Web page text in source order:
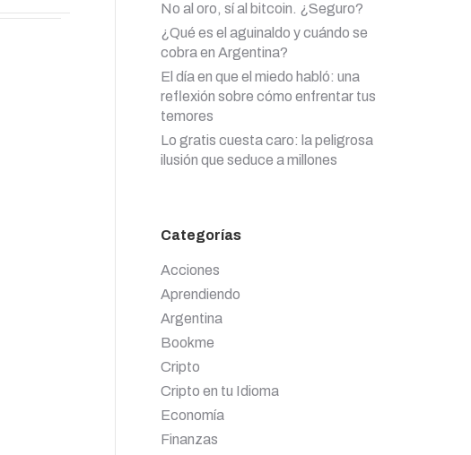
No al oro, sí al bitcoin. ¿Seguro?
¿Qué es el aguinaldo y cuándo se
cobra en Argentina?
El día en que el miedo habló: una
reflexión sobre cómo enfrentar tus
temores
Lo gratis cuesta caro: la peligrosa
ilusión que seduce a millones
Categorías
Acciones
Aprendiendo
Argentina
Bookme
Cripto
Cripto en tu Idioma
Economía
Finanzas